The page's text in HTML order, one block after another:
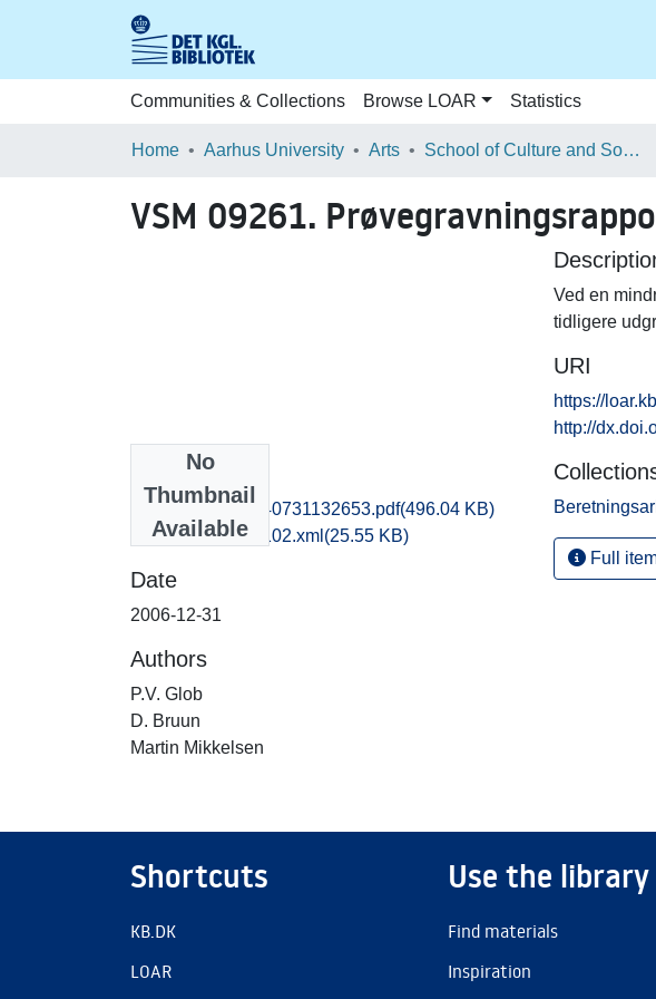
Communities & Collections Browse LOAR Statistics
Home Aarhus University Arts School of Culture and Society
VSM 09261.
No
Thumbnail
Available
vsm1ejmi_20140731132653.pdf(496.04 KB)
recordxml_item_102.xml (25.55 KB)
Date
2006-12-31
Authors
P.V. Glob
D. Bruun
Martin Mikkelsen
Ved en
tidligere
URI
https://
http://
Full
Shortcuts
KB.DK
LOAR
Use the library
Find materials
Inspiration